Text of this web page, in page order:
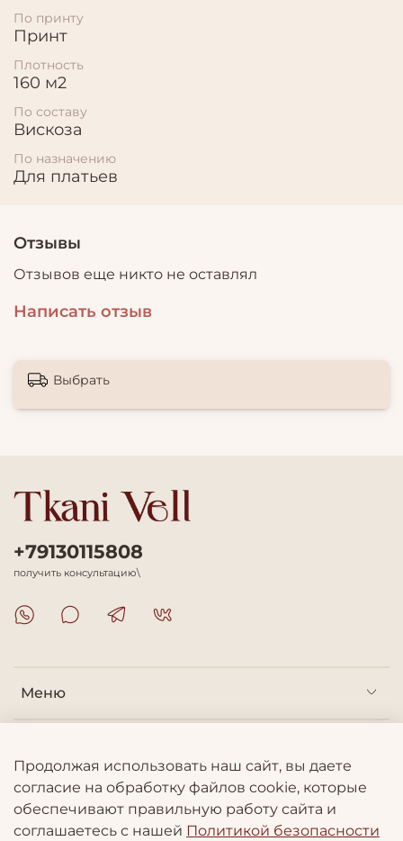
По принту
Принт
Плотность
160 м2
По составу
Вискоза
По назначению
Для платьев
Отзывы
Отзывов еще никто не оставлял
Написать отзыв
Выбрать
Меню
Информация
+79130115808
получить консультацию\
Продолжая использовать наш сайт, вы даете
согласие на обработку файлов cookie, которые
обеспечивают правильную работу сайта и
соглашаетесь с нашей Политикой безопасности